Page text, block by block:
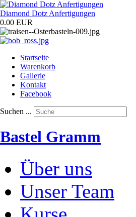
Diamond Dotz Anfertigungen
0.00 EUR
Startseite
Warenkorb
Gallerie
Kontakt
Facebook
Suchen ...
Bastel Gramm
Über uns
Unser Team